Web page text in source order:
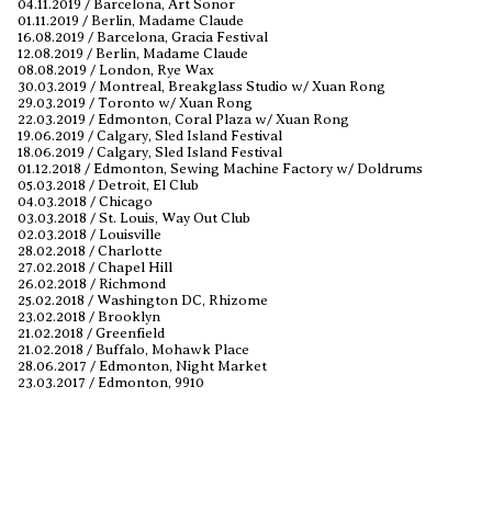
04.11.2019 / Barcelona, Art Sonor
01.11.2019 / Berlin, Madame Claude
16.08.2019 / Barcelona, Gracia Festival
12.08.2019 / Berlin, Madame Claude
08.08.2019 / London, Rye Wax
30.03.2019 / Montreal, Breakglass Studio w/ Xuan Rong
29.03.2019 / Toronto w/ Xuan Rong
22.03.2019 / Edmonton, Coral Plaza w/ Xuan Rong
19.06.2019 / Calgary, Sled Island Festival
18.06.2019 / Calgary, Sled Island Festival
01.12.2018 / Edmonton, Sewing Machine Factory w/ Doldrums
05.03.2018 / Detroit, El Club
04.03.2018 / Chicago
03.03.2018 / St. Louis, Way Out Club
02.03.2018 / Louisville
28.02.2018 / Charlotte
27.02.2018 / Chapel Hill
26.02.2018 / Richmond
25.02.2018 / Washington DC, Rhizome
23.02.2018 / Brooklyn
21.02.2018 / Greenfield
21.02.2018 / Buffalo, Mohawk Place
28.06.2017 / Edmonton, Night Market
23.03.2017 / Edmonton, 9910